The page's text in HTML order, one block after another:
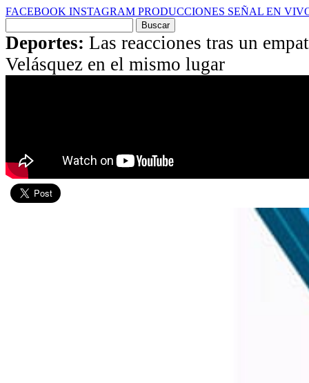
FACEBOOK INSTAGRAM PRODUCCIONES SEÑAL EN
por:
Deportes: Las reacciones tras un
Velásquez en el mismo lugar